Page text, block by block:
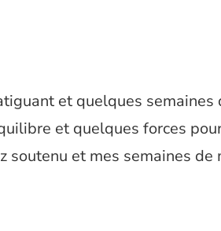
et quelques semaines
et quelques forces
soutenu et mes semaines de